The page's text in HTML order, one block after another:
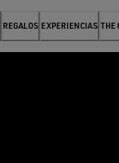
REGALOS EXPERIENCIAS THE